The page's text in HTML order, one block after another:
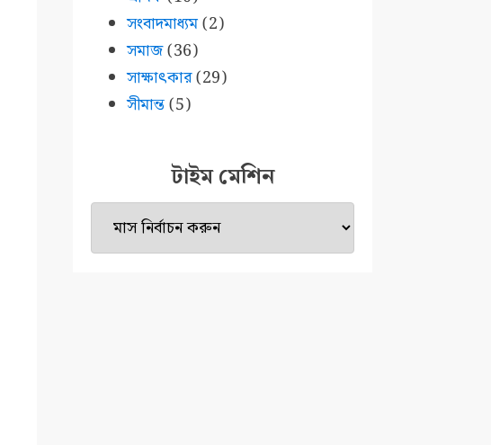
সংবাদমাধ্যম(2)
সমাজ(36)
সাক্ষাৎকার(29)
সীমান্ত(5)
টাইম মেশিন
টাইম
মেশিন